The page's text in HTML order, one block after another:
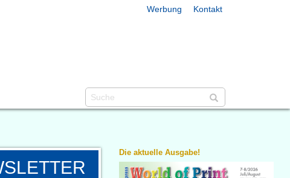
Werbung Kontakt
Die aktuelle Ausgabe!